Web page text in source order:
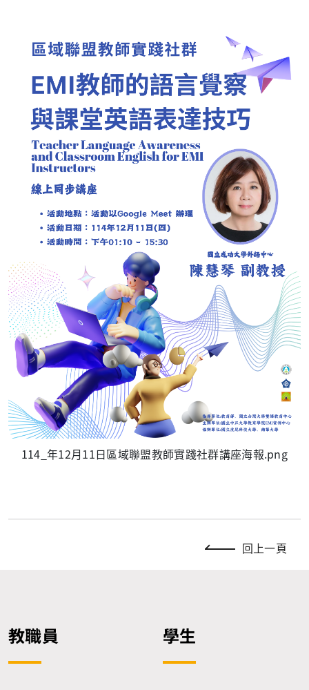
114_年12月11日區域聯盟教師實踐社群講座海報.png
回上一頁
教職員 學生